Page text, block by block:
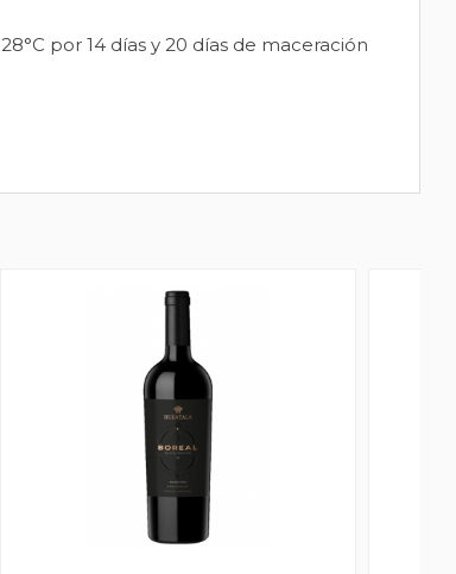
por 14 días y 20 días de maceración